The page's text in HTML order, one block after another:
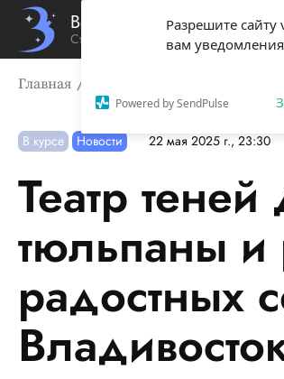
Разрешите сайту
вам
Powered by SendPulse
Вечерний Владивосток
Стиль жизни твоего города
Главная Театр теней для
В курсе Новости 22 мая 2025 г., 23:30
Театр
тюльпаны и
радостных